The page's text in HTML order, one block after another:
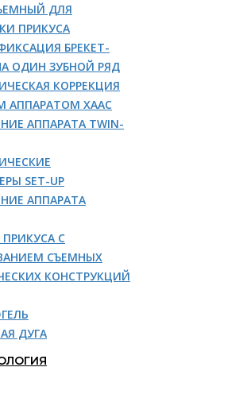
ДЛЯ
ПРИКУСА
БРЕКЕТ-
ОДИН ЗУБНОЙ РЯД
КОРРЕКЦИЯ
АППАРАТОМ ХААС
АППАРАТА TWIN-
SET-UP
АППАРАТА
С
СЪЕМНЫХ
КОНСТРУКЦИЙ
ДУГА